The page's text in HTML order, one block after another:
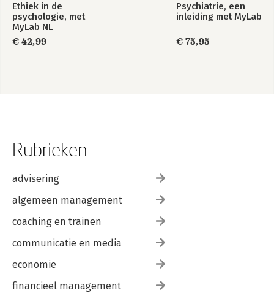
Ethiek in de
psychologie, met
MyLab NL
toegangscode
€ 42,99
Psychiatrie, een
inleiding met MyLab
€ 75,95
Rubrieken
advisering
algemeen management
coaching en trainen
communicatie en media
economie
financieel management